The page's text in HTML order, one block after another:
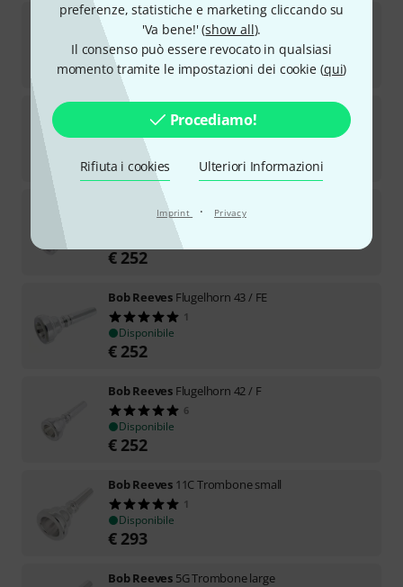
preferenze, statistiche e marketing cliccando su
'Va bene!' (show all).
Il consenso può essere revocato in qualsiasi
momento tramite le impostazioni dei cookie (qui)
Procediamo!
Rifiuta i cookies Ulteriori Informazioni
Imprint · Privacy
Bob ReevesFlugelhorn 43 / HF
2
Disponibile
€252
2
Disponibile
€ 252
Bob Reeves
€ 252
Bob Reeves Flugelhorn 43 / FE
1
Disponibile
€ 252
Bob Reeves Flugelhorn 42 / F
6
Disponibile
€ 252
Bob Reeves 11C Trombone small
1
Disponibile
€ 293
Bob Reeves 5G Trombone large